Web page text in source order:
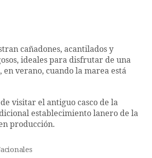
cañadones, acantilados y
ideales para disfrutar de una
verano, cuando la marea está
visitar el antiguo casco de la
establecimiento lanero de la
producción.